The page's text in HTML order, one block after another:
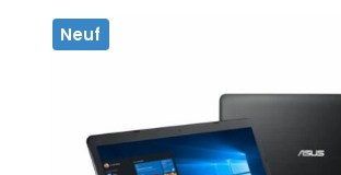
Neuf